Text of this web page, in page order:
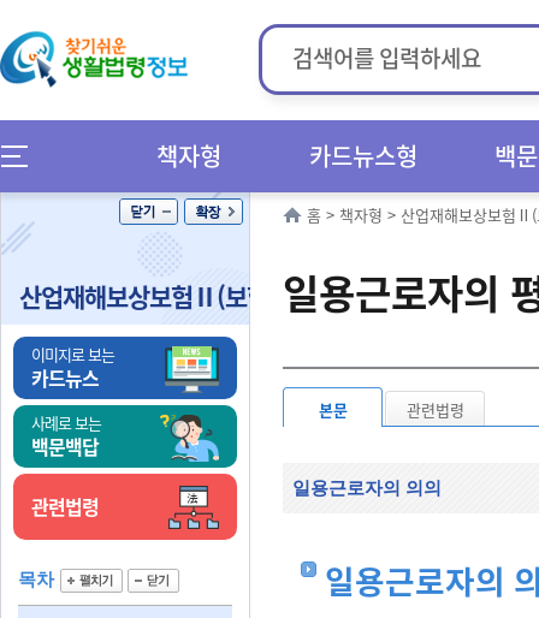
책자형 카드뉴스형 백
산업재해보상보험Ⅱ(보험급여)
이미지로 보는
카드뉴스
사례로 보는
백문백답
관련법령
목차
홈 > 책자형 > 산업재해보상보험
일용근로자의
본문 관련법령
일용근로자의 의의
일용근로자의